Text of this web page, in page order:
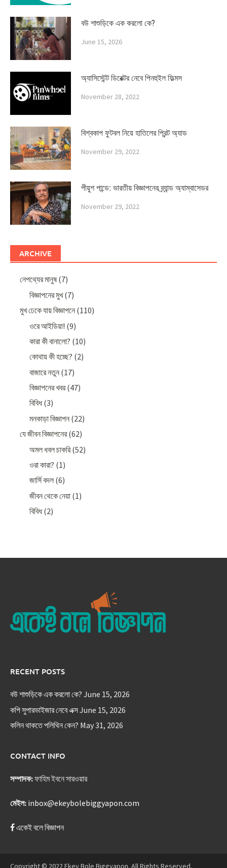
বউ শাশুড়িকে এক করলো কে?
June 15, 2026
অ্যাসিস্টেন্ট ডিরেক্টর নেবে পিনহুইল ফিল্মস
November 28, 2022
বিশ্বকাপ ফুটবল নিয়ে হাতিলের প্রিন্ট অ্যাড
November 29, 2022
পীয়ুশ পান্ডে: ভারতীয় বিজ্ঞাপনের ব্র্যান্ড অ্যাম্বাসেডর
November 29, 2022
ARCHIVE
নেপথ্যের মানুষ (7)
বিজ্ঞাপনের মুখ(7)
মুখ ঢেকে যায় বিজ্ঞাপনে (110)
ওরে আইডিয়া! (9)
কারা কী বানালো? (10)
কোথায় কী হচ্ছে? (2)
বাজারে নতুন (17)
বিজ্ঞাপনের খবর(47)
বিবিধ(3)
মনকাড়া বিজ্ঞাপন (22)
যে জীবন বিজ্ঞাপনের(62)
অমল ধবল চাকরি(52)
ওরা কারা? (1)
জার্সি বদল (6)
জীবন থেকে নেয়া (1)
বিবিধ(2)
RECENT POSTS
বউ শাশুড়িকে এক করলো কে? June 15, 2026
কপি সুপারভাইজার নেবে এক্সJune 15, 2026
কলিন থাকতে পলিথিন কেন? May 31, 2026
CONTACT INFO
সম্পাদক:ফাহিম ইবনে সারওয়ার
মেইল: inbox@ekeybolebiggyapon.com
একেই বলে বিজ্ঞাপন
Copyright © 2022 Ekey Bole Biggyapon. All Rights Reserved.